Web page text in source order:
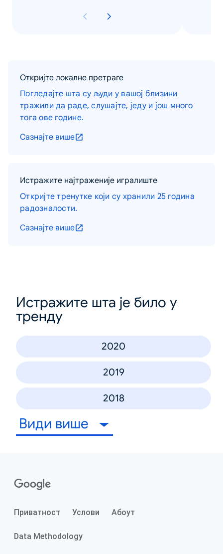
Откријте локалне претраге
Погледајте шта су људи у вашој близини
тражили да раде, слушајте, једу и још много
тога ове године.
Сазнајте више
Истражите најтраженије игралиште
Откријте тренутке који су хранили 25 година
радозналости.
Сазнајте више
Истражите шта је било у
тренду
2020
2019
2018
Види више
Приватност Услови Абоут
Data Methodology